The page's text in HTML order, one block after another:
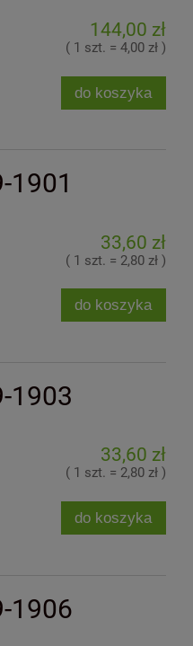
144,00 zł
( 1 szt. = 4,00 zł )
do koszyka
1901
33,60 zł
( 1 szt. = 2,80 zł )
do koszyka
1903
33,60 zł
( 1 szt. = 2,80 zł )
do koszyka
1906